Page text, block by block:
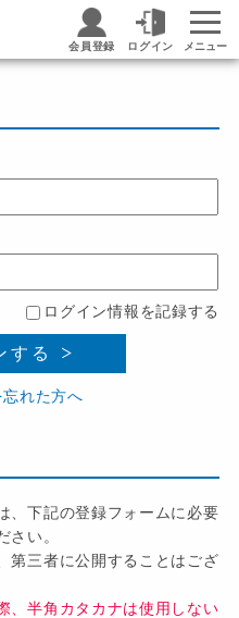
会員登録 ログイン メニュー
ログイン情報を記録する
する
れた方へ
、下記の登録フォームに必要
さい。
第三者に公開することはござ
、半角カタカナは使用しない